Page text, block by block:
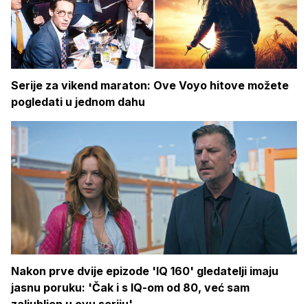
Serije za vikend maraton: Ove Voyo hitove možete
pogledati u jednom dahu
Nakon prve dvije epizode 'IQ 160' gledatelji imaju
jasnu poruku: 'Čak i s IQ-om od 80, već sam